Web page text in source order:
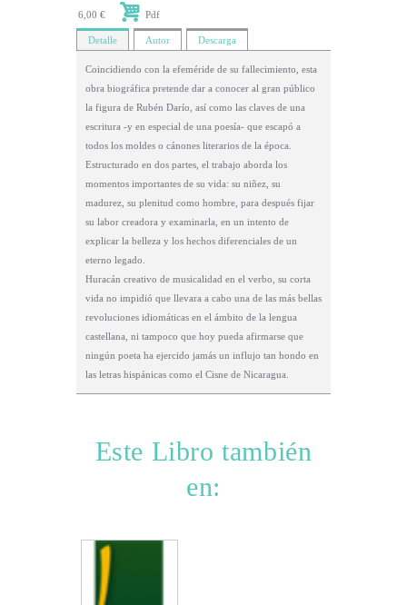
6,00 € Pdf
Detalle Autor Descarga
Coincidiendo con la efeméride de su fallecimiento, esta
obra biográfica pretende dar a conocer al gran público
la figura de Rubén Darío, así como las claves de una
escritura -y en especial de una poesía- que escapó a
todos los moldes o cánones literarios de la época.
Estructurado en dos partes, el trabajo aborda los
momentos importantes de su vida: su niñez, su
madurez, su plenitud como hombre, para después fijar
su labor creadora y examinarla, en un intento de
explicar la belleza y los hechos diferenciales de un
eterno legado.
Huracán creativo de musicalidad en el verbo, su corta
vida no impidió que llevara a cabo una de las más bellas
revoluciones idiomáticas en el ámbito de la lengua
castellana, ni tampoco que hoy pueda afirmarse que
ningún poeta ha ejercido jamás un influjo tan hondo en
las letras hispánicas como el Cisne de Nicaragua.
Este Libro también
en: